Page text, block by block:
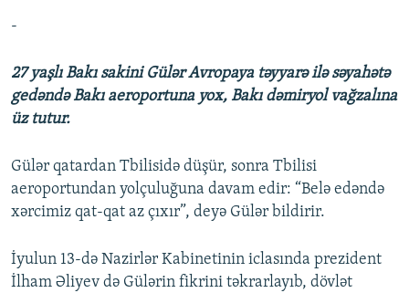
XƏBƏR BÜLLETENLƏRIMIZ
-
27 yaşlı Bakı sakini Gülər Avropaya təyyarə ilə səyahətə
gedəndə Bakı aeroportuna yox, Bakı dəmiryol vağzalına
üz tutur.
Gülər qatardan Tbilisidə düşür, sonra Tbilisi
aeroportundan yolçuluğuna davam edir: “Belə edəndə
xərcimiz qat-qat az çıxır”, deyə Gülər bildirir.
İyulun 13-də Nazirlər Kabinetinin iclasında prezident
İlham Əliyev də Gülərin fikrini təkrarlayıb, dövlət